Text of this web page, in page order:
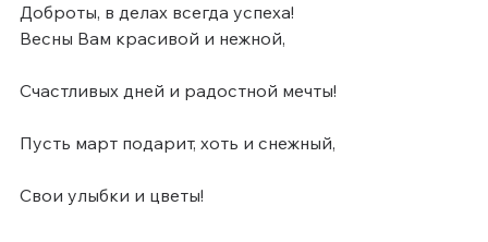
Доброты, в делах всегда успеха!
Весны Вам красивой и нежной,
Счастливых дней и радостной мечты!
Пусть март подарит, хоть и снежный,
Свои улыбки и цветы!